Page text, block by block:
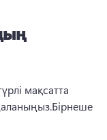
мақсатта
Бірнеше